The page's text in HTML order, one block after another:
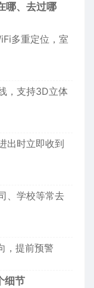
哪、去过哪
多重定位，室
，支持3D立体
出时立即收到
、学校等常去
，提前预警
细节